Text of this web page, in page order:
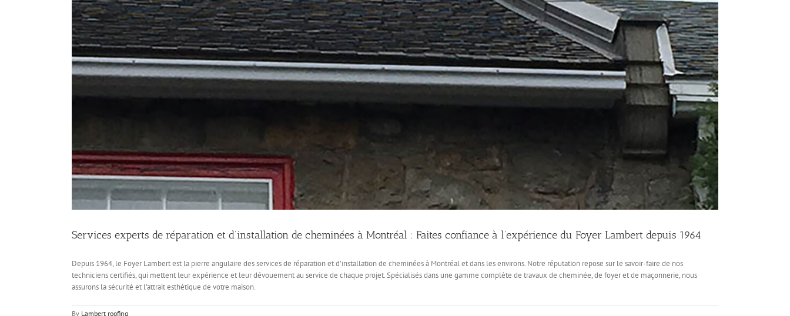
Services experts de réparation et d’installation de cheminées à Montréal : Faites confiance à l’expérience du Foyer Lambert depuis 1964
Depuis 1964, le Foyer Lambert est la pierre angulaire des services de réparation et d'installation de cheminées à Montréal et dans les environs. Notre réputation repose sur le savoir-faire de nos
techniciens certifiés, qui mettent leur expérience et leur dévouement au service de chaque projet. Spécialisés dans une gamme complète de travaux de cheminée, de foyer et de maçonnerie, nous
assurons la sécurité et l'attrait esthétique de votre maison.
By Lambert roofing